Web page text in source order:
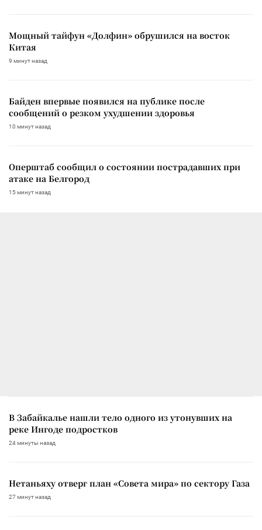
Мощный тайфун «Долфин» обрушился на восток
Китая
9 минут назад
Байден впервые появился на публике после
сообщений о резком ухудшении здоровья
10 минут назад
Оперштаб сообщил о состоянии пострадавших при
атаке на Белгород
15 минут назад
В Забайкалье нашли тело одного из утонувших на
реке Ингоде подростков
24 минуты назад
Нетаньяху отверг план «Совета мира» по сектору Газа
27 минут назад